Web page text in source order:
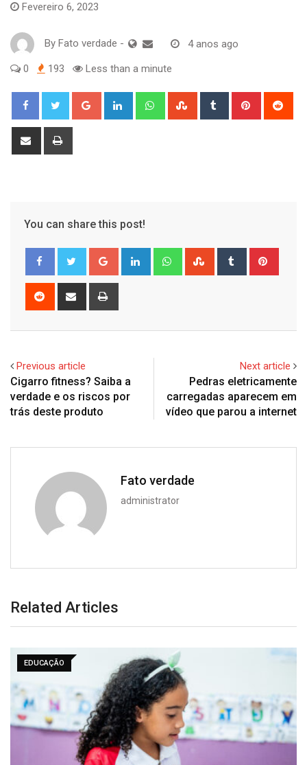
Fevereiro 6, 2023
By Fato verdade - 4 anos ago
0 193 Less than a minute
Google+ LinkedIn WhatsappStumbleUpon
Tumblr Pinterest
Share
You can share this post!
Google+ LinkedIn WhatsappStumbleUpon
Tumblr
Reddit
Share
Previous article
Cigarro fitness? Saiba a
verdade e os riscos por
trás deste produto
Next article
Pedras eletricamente
carregadas aparecem em
vídeo que parou a internet
Fato verdade
administrator
Related Articles
EDUCAÇÃO